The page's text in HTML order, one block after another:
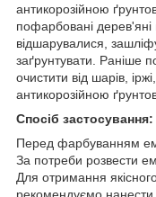
антикорозійною
пофарбовані дерев'яні
відшарувалися,
заґрунтувати. Раніше
очистити від шарів,
антикорозійною
Спосіб застосування:
Перед фарбуванням
За потреби розвести
Для отримання
рекомендуємо нанести